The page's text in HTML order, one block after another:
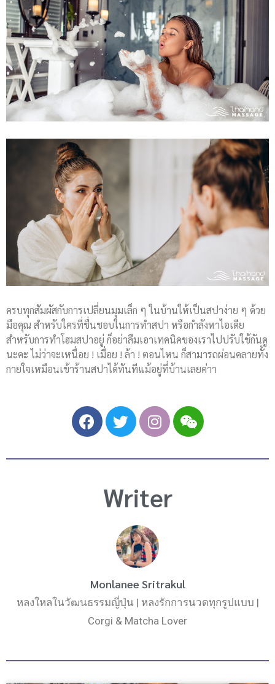
ครบทุกสัมผัสกับการเปลี่ยนมุมเล็ก ๆ ในบ้านให้เป็นสปาง่าย ๆ ด้วย
มือคุณ สำหรับใครที่ชื่นชอบในการทำสปา หรือกำลังหาไอเดีย
สำหรับการทำโฮมสปาอยู่ ก็อย่าลืมเอาเทคนิคของเราไปปรับใช้กันดู
นะคะ ไม่ว่าจะเหนื่อย ! เมื่อย ! ล้า ! ตอนไหน ก็สามารถผ่อนคลายทั้ง
กายใจเหมือนเข้าร้านสปาได้ทันทีแม้อยู่ที่บ้านเลยค่าา
F
a
e
T
w
t
e
r
I
n
t
r
m
W
e
x
Writer
Monlanee Sritrakul
หลงใหลในวัฒนธรรมญี่ปุ่น | หลงรักการนวดทุกรูปแบบ |
Corgi & Matcha Lover